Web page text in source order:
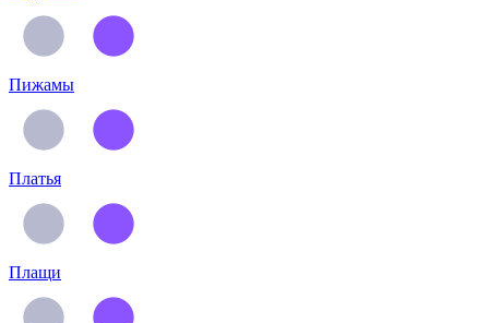
Пижамы
Платья
Плащи